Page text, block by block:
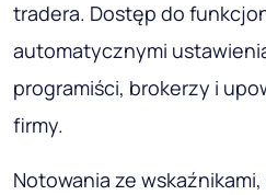
tradera. Dostęp do
automatycznymi
programiści, brokerzy i
firmy.
Notowania ze